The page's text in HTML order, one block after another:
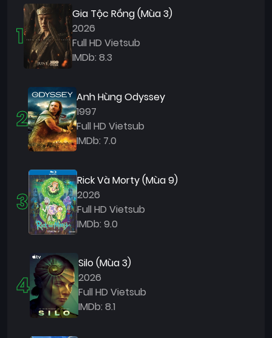
1
Gia Tộc Rồng (Mùa 3)
2026
Full HD Vietsub
IMDb: 8.3
2
Anh Hùng Odyssey
1997
Full HD Vietsub
IMDb: 7.0
3
Rick Và Morty (Mùa 9)
2026
Full HD Vietsub
IMDb: 9.0
4
Silo (Mùa 3)
2026
Full HD Vietsub
IMDb: 8.1